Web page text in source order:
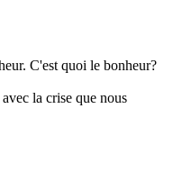
C'est quoi le bonheur?
la crise que nous